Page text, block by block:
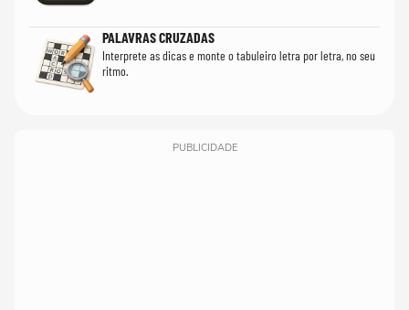
PALAVRAS CRUZADAS
Interprete as dicas e monte o tabuleiro letra por letra, no seu
ritmo.
PUBLICIDADE